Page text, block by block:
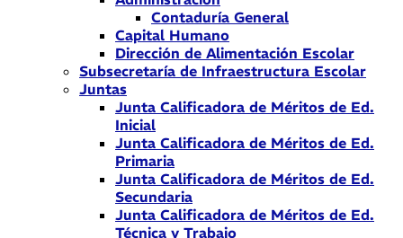
Contaduría General
Capital Humano
Dirección de Alimentación Escolar
Subsecretaría de Infraestructura Escolar
Juntas
Junta Calificadora de Méritos de Ed.
Inicial
Junta Calificadora de Méritos de Ed.
Primaria
Junta Calificadora de Méritos de Ed.
Secundaria
Junta Calificadora de Méritos de Ed.
Técnica y Trabajo